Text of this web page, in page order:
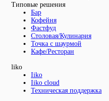
Типовые решения
Бар
Кофейня
Фастфуд
Столовая/Кулинария
Точка с шаурмой
Кафе/Ресторан
liko
Iiko
Iiko cloud
Техническая поддержка